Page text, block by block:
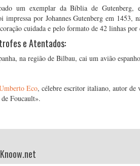
um exemplar da Bíblia de
impressa por Johannes Gutenberg em 1453,
cuidada e pelo formato de 42 linhas por
e Atentados:
na região de Bilbau, cai um avião
Eco, célebre escritor italiano, autor de
Foucault».